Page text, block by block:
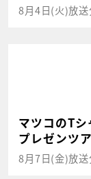
8月4日(火)放送
マツコのT
プレゼンツ
8月7日(金)放送